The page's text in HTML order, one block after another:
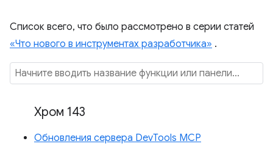
Список всего, что было рассмотрено в серии статей
«Что нового в инструментах разработчика» .
Хром 143
Обновления сервера DevTools MCP